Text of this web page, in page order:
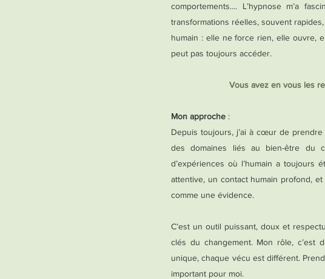
comportements.... L’hypnose m’a
transformations réelles, souvent
humain : elle ne force rien, elle ouvre,
peut pas toujours accéder.​
Vous avez en vous les
Mon approche :
Depuis toujours, j’ai à cœur de
des domaines liés au bien-être du
d’expériences où l’humain a toujours
attentive, un contact humain profond,
comme une évidence.
C’est un outil puissant, doux et
clés du changement. Mon rôle, c’est
unique, chaque vécu est différent.
important pour moi.